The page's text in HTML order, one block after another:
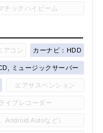
チックハイビーム
アコン カーナビ：HDD
ミュージックサーバー
エアサスペンション
イブレコーダー
Android Autoなど）